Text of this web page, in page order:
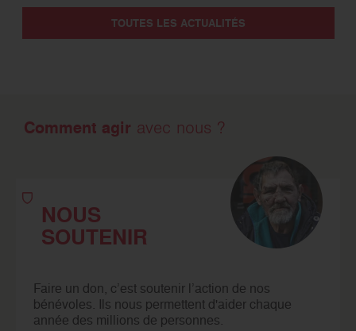
TOUTES LES ACTUALITÉS
Comment agir avec nous ?
NOUS
SOUTENIR
Faire un don, c’est soutenir l’action de nos
bénévoles. Ils nous permettent d'aider chaque
année des millions de personnes.